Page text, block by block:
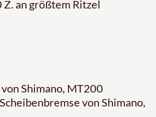
an größtem Ritzel
Shimano, MT200
von Shimano,